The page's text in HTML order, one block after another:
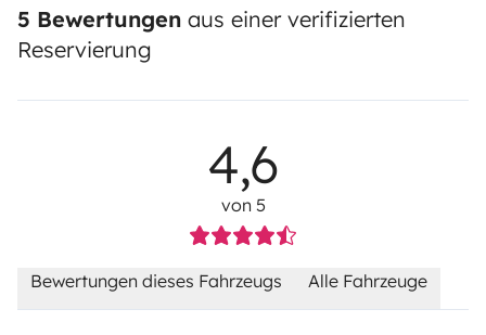
5 Bewertungen aus einer verifizierten
Reservierung
4,6
von 5
Bewertungen dieses Fahrzeugs Alle Fahrzeuge